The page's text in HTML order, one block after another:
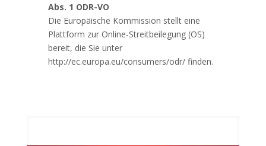
Abs. 1 ODR-VO
Die Europäische Kommission stellt eine
Plattform zur Online-Streitbeilegung (OS)
bereit, die Sie unter
http://ec.europa.eu/consumers/odr/ finden.